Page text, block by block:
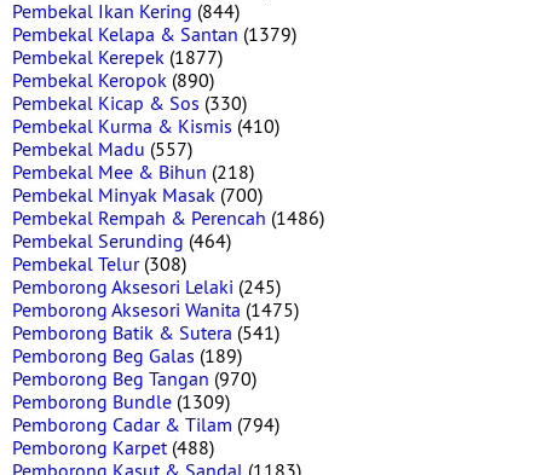
Pembekal Ikan Kering (844)
Pembekal Kelapa & Santan (1379)
Pembekal Kerepek (1877)
Pembekal Keropok (890)
Pembekal Kicap & Sos (330)
Pembekal Kurma & Kismis (410)
Pembekal Madu (557)
Pembekal Mee & Bihun (218)
Pembekal Minyak Masak (700)
Pembekal Rempah & Perencah (1486)
Pembekal Serunding (464)
Pembekal Telur(308)
Pemborong Aksesori Lelaki (245)
Pemborong Aksesori Wanita (1475)
Pemborong Batik & Sutera (541)
Pemborong Beg Galas (189)
Pemborong Beg Tangan (970)
Pemborong Bundle (1309)
Pemborong Cadar & Tilam (794)
Pemborong Karpet(488)
Pemborong Kasut & Sandal (1183)